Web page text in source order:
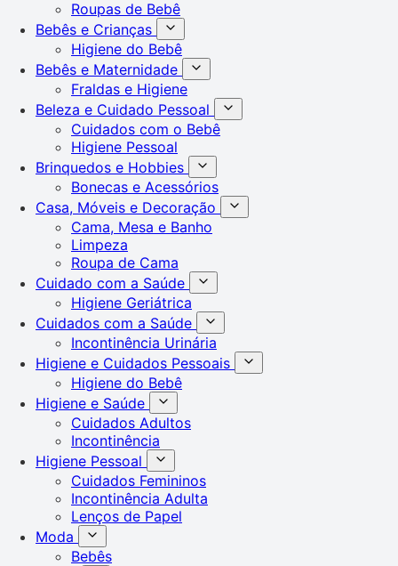
Roupas de Bebê
Bebês e Crianças
Higiene do Bebê
Bebês e Maternidade
Fraldas e Higiene
Beleza e Cuidado Pessoal
Cuidados com o Bebê
Higiene Pessoal
Brinquedos e Hobbies
Bonecas e Acessórios
Casa, Móveis e Decoração
Cama, Mesa e Banho
Limpeza
Roupa de Cama
Cuidado com a Saúde
Higiene Geriátrica
Cuidados com a Saúde
Incontinência Urinária
Higiene e Cuidados Pessoais
Higiene do Bebê
Higiene e Saúde
Cuidados Adultos
Incontinência
Higiene Pessoal
Cuidados Femininos
Incontinência Adulta
Lenços de Papel
Moda
Bebês